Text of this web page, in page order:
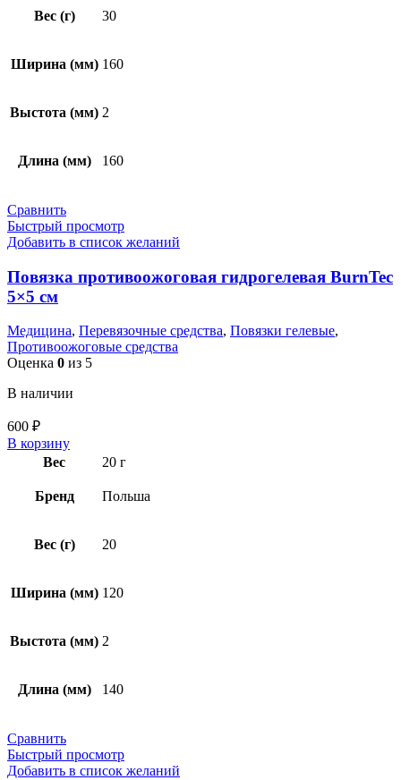
Вес (г) 30
Ширина (мм) 160
Выстота (мм) 2
Длина (мм) 160
Сравнить
Быстрый просмотр
Добавить в список желаний
Повязка противоожоговая гидрогелевая BurnTec
5×5 см
Медицина, Перевязочные средства, Повязки гелевые,
Противоожоговые средства
Оценка 0 из 5
В наличии
600 ₽
В корзину
Вес
20 г
Бренд Польша
Вес (г) 20
Ширина (мм) 120
Выстота (мм) 2
Длина (мм) 140
Сравнить
Быстрый просмотр
Добавить в список желаний